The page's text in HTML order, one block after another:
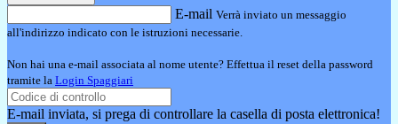
E-mail Verrà inviato un messaggio
all'indirizzo indicato con le istruzioni necessarie.
Non hai una e-mail associata al nome utente? Effettua il reset della password
tramite la Login Spaggiari
E-mail inviata, si prega di controllare la casella di posta elettronica!